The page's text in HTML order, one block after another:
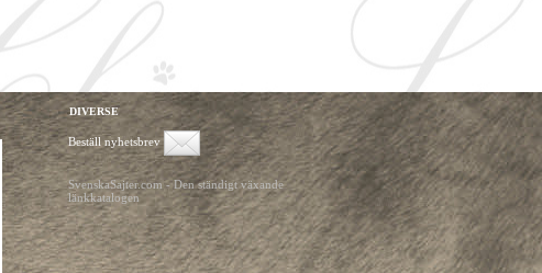
DIVERSE
Beställ nyhetsbrev
SvenskaSajter.com - Den ständigt växande
länkkatalogen